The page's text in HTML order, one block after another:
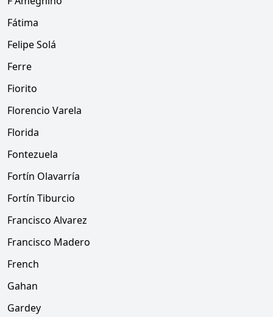
Fátima
Felipe Solá
Ferre
Fiorito
Florencio Varela
Florida
Fontezuela
Fortín Olavarría
Fortín Tiburcio
Francisco Alvarez
Francisco Madero
French
Gahan
Gardey